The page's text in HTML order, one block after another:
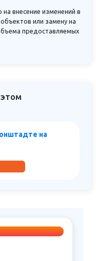
внесение изменений в
или замену на
предоставляемых
на